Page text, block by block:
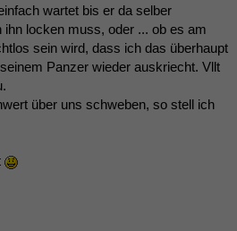
wartet bis er da selber
locken muss, oder ... ob es am
sein wird, dass ich das überhaupt
Panzer wieder auskriecht. Vllt
über uns schweben, so stell ich